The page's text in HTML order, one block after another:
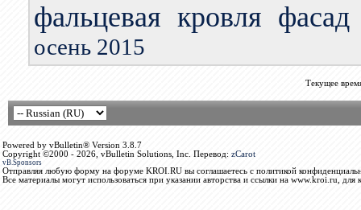
фальцевая кровля фасад
осень 2015
Текущее
Powered by vBulletin® Version 3.8.7
Copyright ©2000 - 2026, vBulletin Solutions, Inc. Перевод: zCarot
vB.Sponsors
Отправляя любую форму на форуме KROI.RU вы соглашаетесь с политикой
Все материалы могут использоваться при указании авторства и ссылки на www.kroi.ru, для